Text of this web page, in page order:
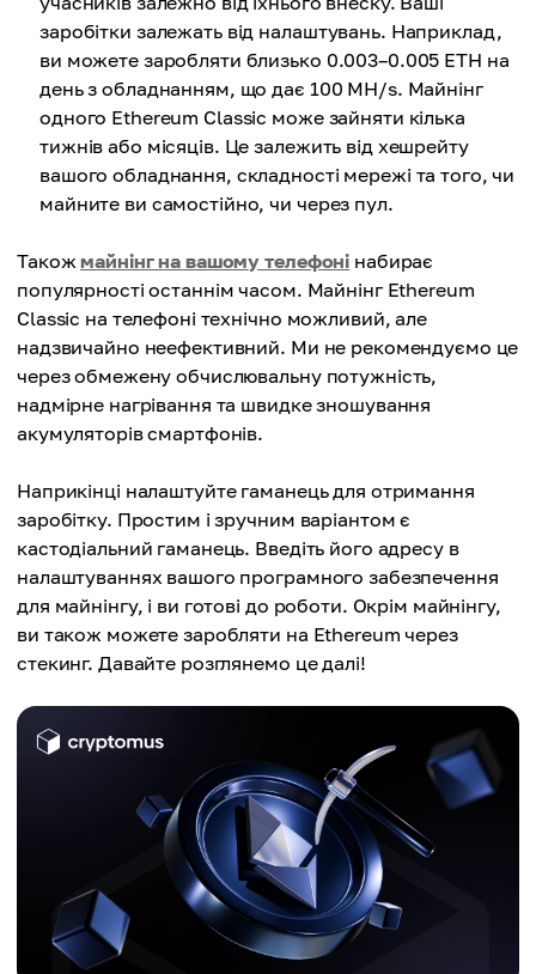
заробітки залежать від налаштувань. Наприклад,
ви можете заробляти близько 0.003–0.005 ETH на
день з обладнанням, що дає 100 MH/s. Майнінг
одного Ethereum Classic може зайняти кілька
тижнів або місяців. Це залежить від хешрейту
вашого обладнання, складності мережі та того, чи
майните ви самостійно, чи через пул.
Такожмайнінг на вашому телефоні набирає
популярності останнім часом. Майнінг Ethereum
Classic на телефоні технічно можливий, але
надзвичайно неефективний. Ми не рекомендуємо це
через обмежену обчислювальну потужність,
надмірне нагрівання та швидке зношування
акумуляторів смартфонів.
Наприкінці налаштуйте гаманець для отримання
заробітку. Простим і зручним варіантом є
кастодіальний гаманець. Введіть його адресу в
налаштуваннях вашого програмного забезпечення
для майнінгу, і ви готові до роботи. Окрім майнінгу,
ви також можете заробляти на Ethereum через
стекинг. Давайте розглянемо це далі!